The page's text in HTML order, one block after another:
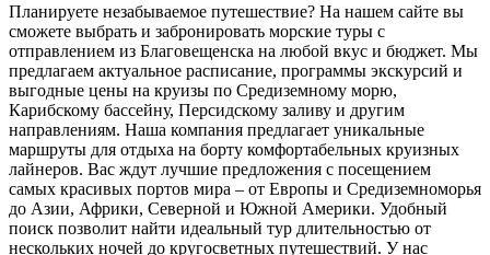
Планируете незабываемое путешествие? На нашем сайте вы
сможете выбрать и забронировать морские туры с
отправлением из Благовещенска на любой вкус и бюджет. Мы
предлагаем актуальное расписание, программы экскурсий и
выгодные цены на круизы по Средиземному морю,
Карибскому бассейну, Персидскому заливу и другим
направлениям. Наша компания предлагает уникальные
маршруты для отдыха на борту комфортабельных круизных
лайнеров. Вас ждут лучшие предложения с посещением
самых красивых портов мира – от Европы и Средиземноморья
до Азии, Африки, Северной и Южной Америки. Удобный
поиск позволит найти идеальный тур длительностью от
нескольких ночей до кругосветных путешествий. У нас